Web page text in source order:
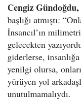
Cengiz Gündoğdu,
başlığı atmıştı:
İnsancıl’ın
gelecekten
giderlerse,
yenilgi olursa,
yürüyen yol
unutulmamalıydı.